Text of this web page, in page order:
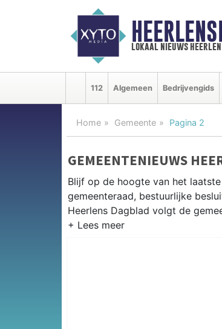
lokaal nieuws
112 Algemeen Bedrijvengids
Home Gemeente Pagina 2
GEMEENTENIEUWS
Blijf op de hoogte van het
gemeenteraad, bestuurlijke
Heerlens Dagblad volgt de
Van de stedelijke vernieuwing
samenwerking in Parkstad